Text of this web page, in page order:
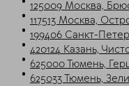
125009 Москва,
117513 Москва,
199406 Санкт-
420124 Казань,
625000 Тюмень,
625033 Тюмень,